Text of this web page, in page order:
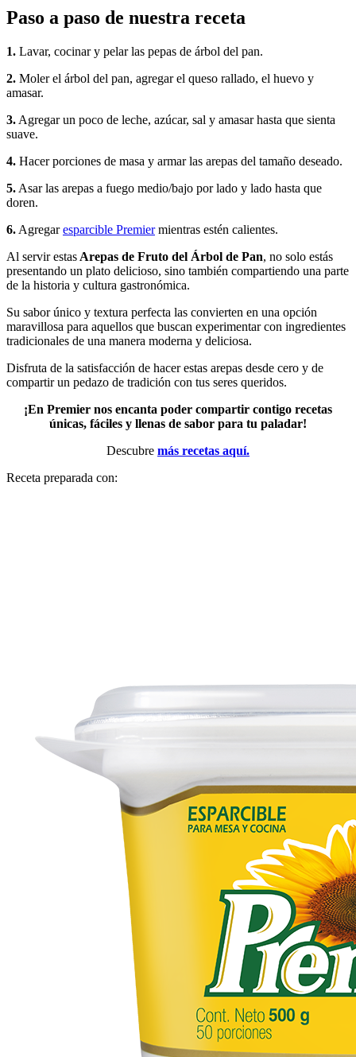
Paso a paso de nuestra receta
1. Lavar, cocinar y pelar las pepas de árbol del pan.
2. Moler el árbol del pan, agregar el queso rallado, el huevo y
amasar.
3. Agregar un poco de leche, azúcar, sal y amasar hasta que sienta
suave.
4. Hacer porciones de masa y armar las arepas del tamaño deseado.
5. Asar las arepas a fuego medio/bajo por lado y lado hasta que
doren.
6. Agregaresparcible Premiermientras estén calientes.
Al servir estas Arepas de Fruto del Árbol de Pan, no solo estás
presentando un plato delicioso, sino también compartiendo una parte
de la historia y cultura gastronómica.
Su sabor único y textura perfecta las convierten en una opción
maravillosa para aquellos que buscan experimentar con ingredientes
tradicionales de una manera moderna y deliciosa.
Disfruta de la satisfacción de hacer estas arepas desde cero y de
compartir un pedazo de tradición con tus seres queridos​.
¡En Premier nos encanta poder compartir contigo recetas
únicas, fáciles y llenas de sabor para tu paladar!
Descubre más recetas aquí.
Receta preparada con: